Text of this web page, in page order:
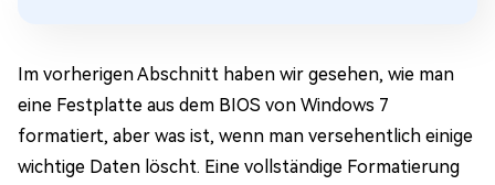
Im vorherigen Abschnitt haben wir gesehen, wie man
eine Festplatte aus dem BIOS von Windows 7
formatiert, aber was ist, wenn man versehentlich einige
wichtige Daten löscht. Eine vollständige Formatierung